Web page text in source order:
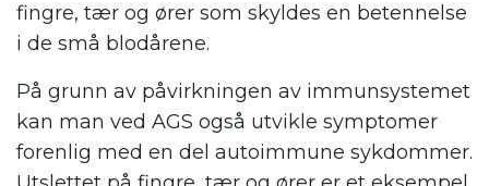
fingre, tær og ører som skyldes en betennelse
i de små blodårene.
På grunn av påvirkningen av immunsystemet
kan man ved AGS også utvikle symptomer
forenlig med en del autoimmune sykdommer.